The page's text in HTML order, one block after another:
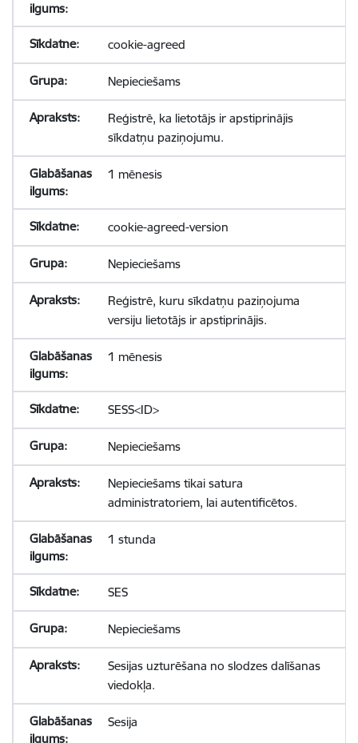
cookie-agreed
Nepieciešams
Reģistrē, ka lietotājs ir apstiprinājis
sīkdatņu paziņojumu.
1 mēnesis
cookie-agreed-version
Nepieciešams
Reģistrē, kuru sīkdatņu paziņojuma
versiju lietotājs ir apstiprinājis.
1 mēnesis
SESS<ID>
Nepieciešams
Nepieciešams tikai satura
administratoriem, lai autentificētos.
1 stunda
SES
Nepieciešams
Sesijas uzturēšana no slodzes dalīšanas
viedokļa.
Sesija